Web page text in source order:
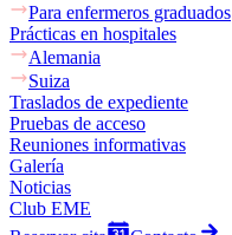
Para enfermeros graduados
Prácticas en hospitales
Alemania
Suiza
Traslados de expediente
Pruebas de acceso
Reuniones informativas
Galería
Noticias
Club EME